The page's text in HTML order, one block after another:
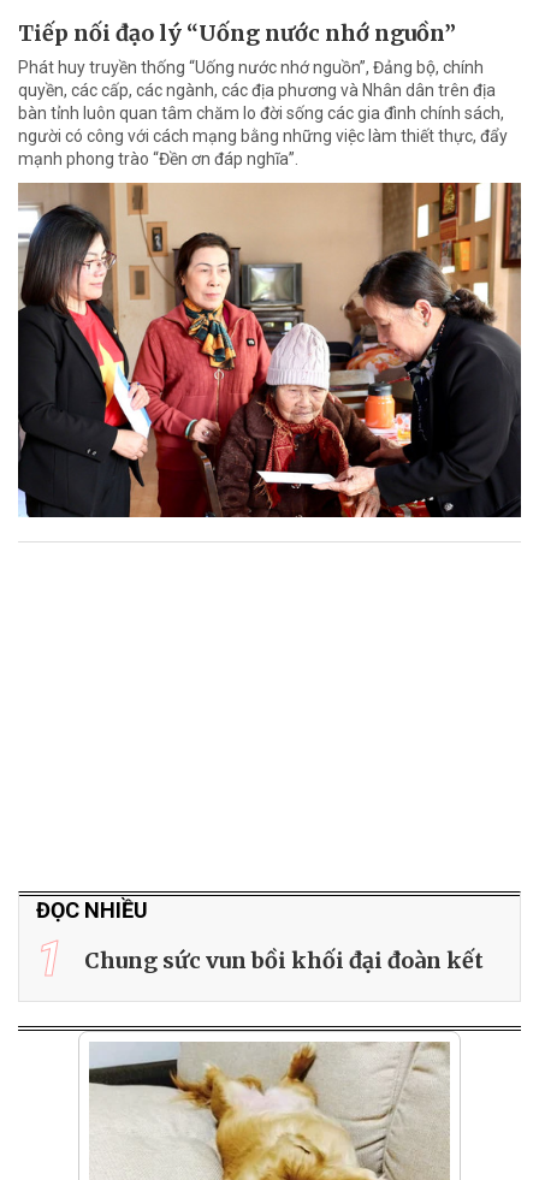
Tiếp nối đạo lý “Uống nước nhớ nguồn”
Phát huy truyền thống “Uống nước nhớ nguồn”, Đảng bộ, chính
quyền, các cấp, các ngành, các địa phương và Nhân dân trên địa
bàn tỉnh luôn quan tâm chăm lo đời sống các gia đình chính sách,
người có công với cách mạng bằng những việc làm thiết thực, đẩy
mạnh phong trào “Đền ơn đáp nghĩa”.
ĐỌC NHIỀU
1 Chung sức vun bồi khối đại đoàn kết